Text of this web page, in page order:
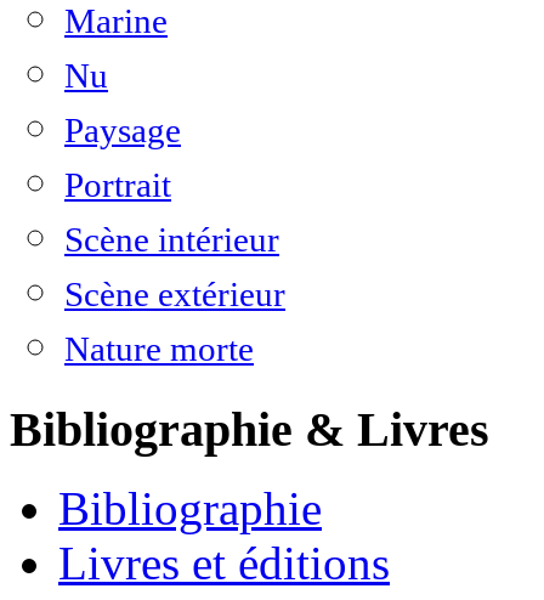
Marine
Nu
Paysage
Portrait
Scène intérieur
Scène extérieur
Nature morte
Bibliographie & Livres
Bibliographie
Livres et éditions